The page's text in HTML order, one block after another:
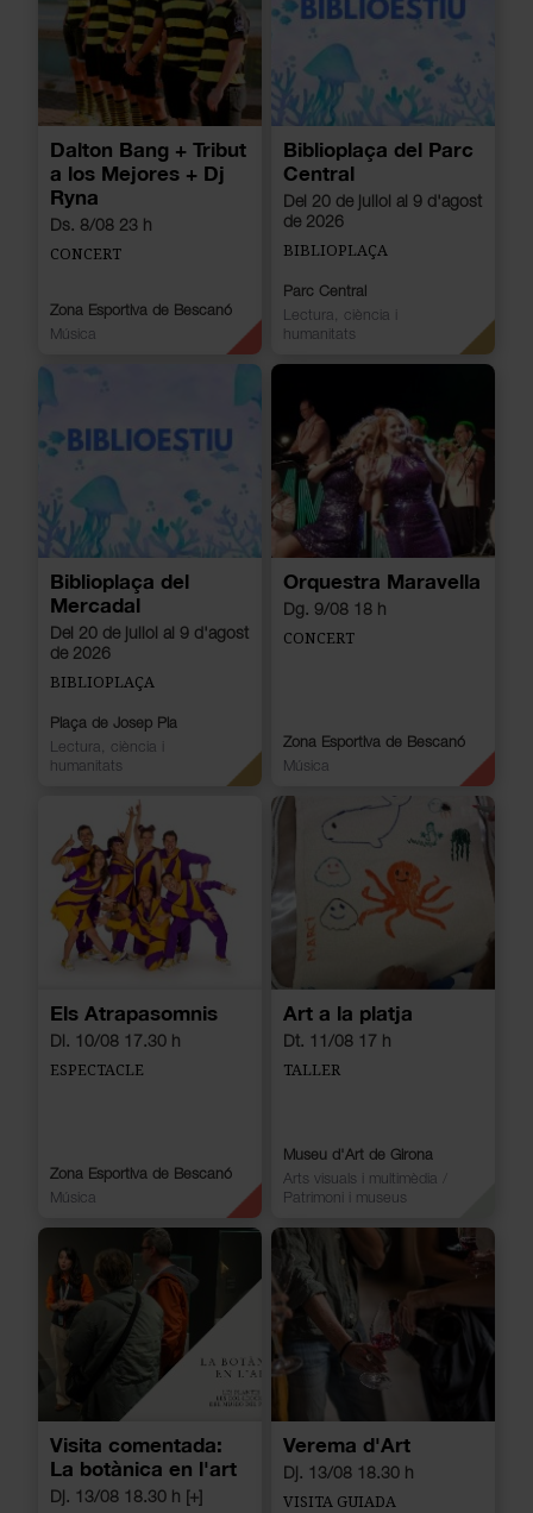
Dalton Bang + Tribut
a los Mejores + Dj
Ryna
Ds. 8/08 23 h
CONCERT
Zona Esportiva de Bescanó
Música
Biblioplaça del Parc
Central
Del 20 de juliol al 9 d'agost
de 2026
BIBLIOPLAÇA
Parc Central
Lectura, ciència i
humanitats
Biblioplaça del
Mercadal
Del 20 de juliol al 9 d'agost
de 2026
BIBLIOPLAÇA
Plaça de Josep Pla
Lectura, ciència i
humanitats
Orquestra Maravella
Dg. 9/08 18 h
CONCERT
Zona Esportiva de Bescanó
Música
Els Atrapasomnis
Dl. 10/08 17.30 h
ESPECTACLE
Zona Esportiva de Bescanó
Música
Art a la platja
Dt. 11/08 17 h
TALLER
Museu d'Art de Girona
Arts visuals i multimèdia
Patrimoni i museus
Visita comentada:
La botànica en l'art
Dj. 13/08 18.30 h [+]
Verema d'Art
Dj. 13/08 18.30 h
VISITA GUIADA